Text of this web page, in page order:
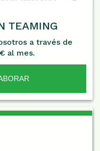
TEAMING
a través de
al mes.